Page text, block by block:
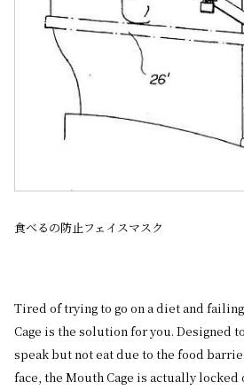
食べるの防止フェイスマスク
Tired of trying to go on a diet and
Cage is the solution for you. Designed
speak but not eat due to the food
face, the Mouth Cage is actually locked